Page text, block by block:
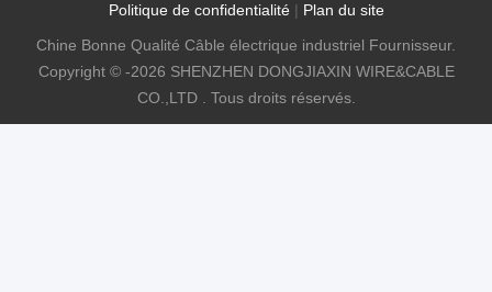
Politique de confidentialité| Plan du site
Chine Bonne Qualité Câble électrique industriel Fournisseur.
Copyright © -2026 SHENZHEN DONGJIAXIN WIRE&CABLE
CO.,LTD . Tous droits réservés.